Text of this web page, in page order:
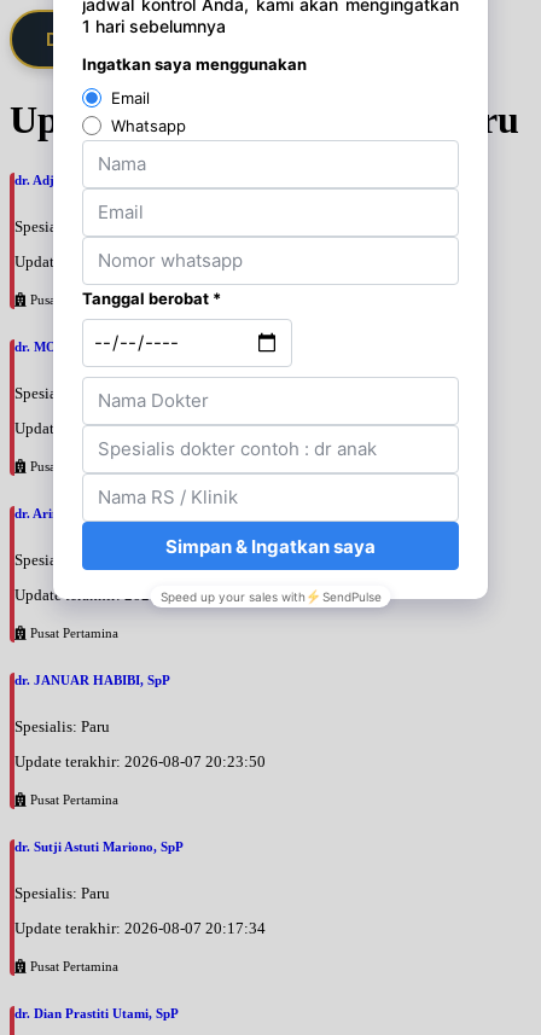
Daftarkan Saya via Member VIP
Update Jadwal Dokter terbaru
dr. Adji Suprajitno, SpPD
Spesialis: Penyakit Dalam
Update terakhir: 2026-08-07 20:37:59
Pusat Pertamina
dr. MOCHAMAD PASHA, SpPD
Spesialis: Penyakit Dalam
Update terakhir: 2026-08-07 20:35:45
Pusat Pertamina
dr. Arini Purwono, SpP
Spesialis: Paru
Update terakhir: 2026-08-07 20:25:58
Pusat Pertamina
dr. JANUAR HABIBI, SpP
Spesialis: Paru
Update terakhir: 2026-08-07 20:23:50
Pusat Pertamina
dr. Sutji Astuti Mariono, SpP
Spesialis: Paru
Update terakhir: 2026-08-07 20:17:34
Pusat Pertamina
dr. Dian Prastiti Utami, SpP